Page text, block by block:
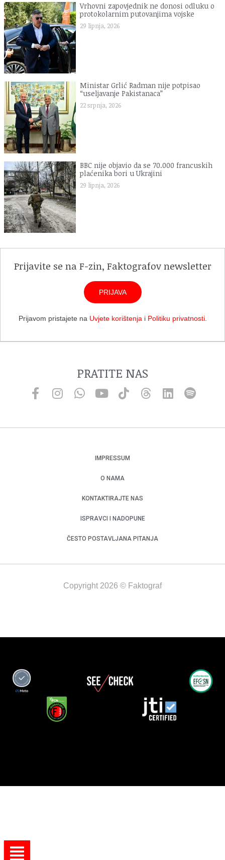
Vrhovni zapovjednik ne donosi odluku o
protokolarnim putovanjima vojske
29 lipnja, 2026
Ministar Grlić Radman nije potpisao
“useljavanje Pakistanaca”
22 srpnja, 2026
BBC nije objavio da se 70.000 francuskih
plaćenika bori u Ukrajini
29 lipnja, 2026
Prijavite se na F-zin, Faktografov newsletter
PRIJAVA
Prijavom pristajete na Uvjete korištenjai Politiku privatnosti.
PRATITE NAS
IMPRESSUM
O NAMA
KONTAKTIRAJTE NAS
ISPRAVCI I NADOPUNE
ČESTO POSTAVLJANA PITANJA
Copyright 2026 © Faktograf